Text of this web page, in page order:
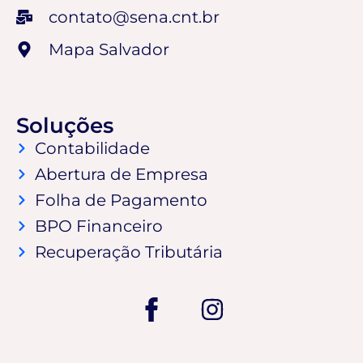
contato@sena.cnt.br
Mapa Salvador
Soluções
Contabilidade
Abertura de Empresa
Folha de Pagamento
BPO Financeiro
Recuperação Tributária